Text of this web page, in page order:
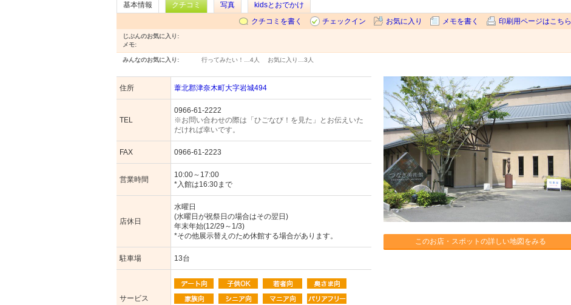
基本情報 クチコミ 写真
kidsとおでかけ
クチコミを書く
チェックイン お気に入り メモを書く 印刷用ページはこちら
じぶんのお気に入り:
メモ:
みんなのお気に入り: 行ってみたい！… 4人 お気に入り… 3人
住所 葦北郡津奈木町大字岩城494
TEL
0966-61-2222
※お問い合わせの際は「ひごなび！を見た」とお伝えいた
だければ幸いです。
FAX 0966-61-2223
営業時間
10:00～17:00
*入館は16:30まで
店休日
水曜日
(水曜日が祝祭日の場合はその翌日)
年末年始(12/29～1/3)
*その他展示替えのため休館する場合があります。
駐車場 13台
サービス
このお店・スポットの詳しい地図をみる